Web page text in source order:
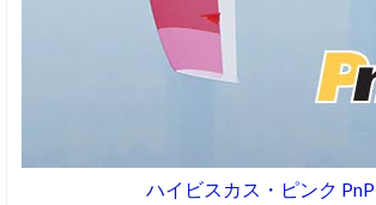
ハイビスカス・ピンク PnP